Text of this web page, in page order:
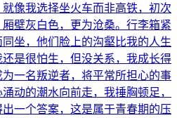
像我选择坐火车而非高铁，初次
壁灰白色，更为沧桑。行李箱紧
坐，他们脸上的沟壑比我的人生
是很怕生，但没关系，我成长得
一名叛逆者，将平常所担心的事
动的潮水向前走，我捶胸顿足，
一个答案，这是属于青春期的压